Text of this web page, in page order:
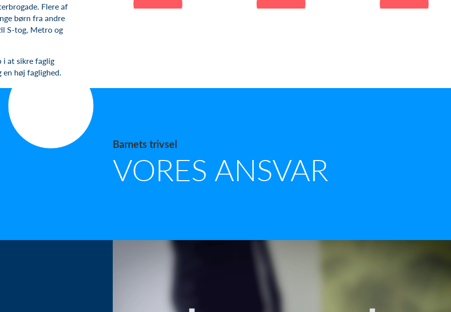
Flere af
børn fra andre
S-tog, Metro og
i at sikre faglig
høj faglighed.
Barnets trivsel
VORES ANSVAR